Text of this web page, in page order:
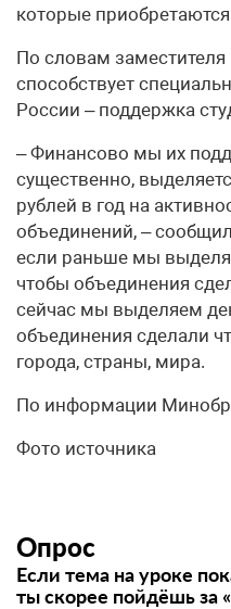
которые
По словам
способствует
России – поддержка
– Финансово мы их
существенно,
рублей в год на
объединений, –
если раньше мы
чтобы объединения
сейчас мы выделяем
объединения сделали
города, страны, мира.
По информации
Фото источника
Опрос
Если тема на уроке
ты скорее пойдёшь за